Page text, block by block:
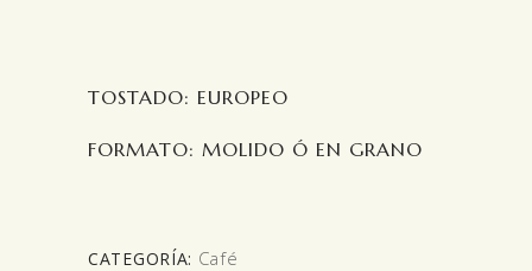
TOSTADO: EUROPEO
FORMATO: MOLIDO Ó EN GRANO
CATEGORÍA: Café